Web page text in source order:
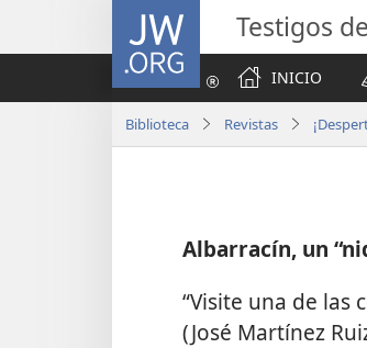
JW.ORG Testigos
INICIO
Biblioteca Revistas
Albarracín, un
“Visite una de las
(José Martínez